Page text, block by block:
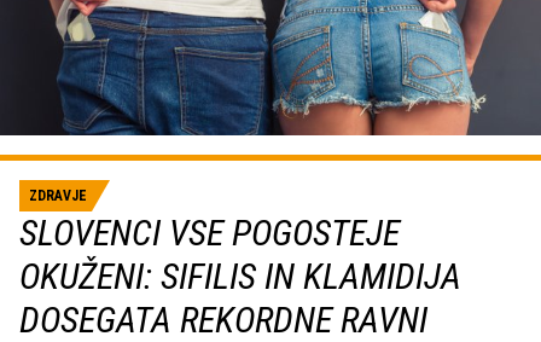
ZDRAVJE
SLOVENCI VSE POGOSTEJE
OKUŽENI: SIFILIS IN KLAMIDIJA
DOSEGATA REKORDNE RAVNI